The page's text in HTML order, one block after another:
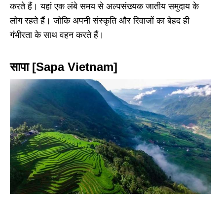
करते हैं। यहां एक लंबे समय से अल्पसंख्यक जातीय समुदाय के
लोग रहते हैं। जोकि अपनी संस्कृति और रिवाजों का बेहद ही
गंभीरता के साथ वहन करते हैं।
सापा [Sapa Vietnam]